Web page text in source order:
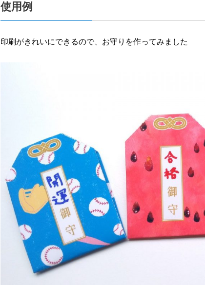
使用例
印刷がきれいにできるので、お守りを作ってみました